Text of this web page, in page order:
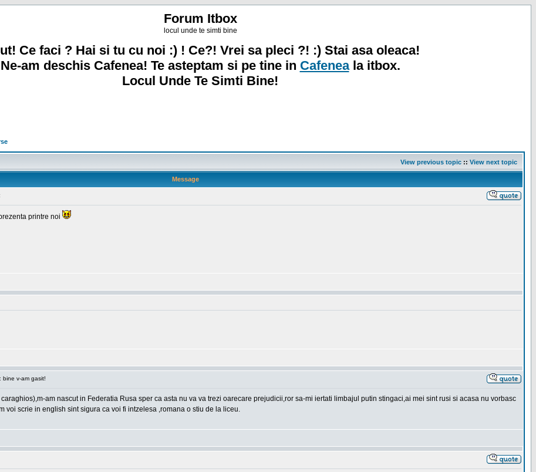
Forum Itbox
locul unde te simti bine
Ce faci ? Hai si tu cu noi :) ! Ce?! Vrei sa pleci ?! :) Stai asa oleaca!
Ne-am deschis Cafenea! Te asteptam si pe tine in Cafeneala itbox.
Locul Unde Te Simti Bine!
View previous topic :: View next topic
Message
printre noi
v-am gasit!
am nascut in Federatia Rusa sper ca asta nu va va trezi oarecare prejudicii,ror sa-mi iertati limbajul putin stingaci,ai mei sint rusi si acasa nu vorbasc
voi scrie in english sint sigura ca voi fi intzelesa ,romana o stiu de la liceu.